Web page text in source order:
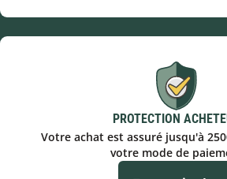
PROTECTION
Votre achat est assuré jusqu'à
votre mode de